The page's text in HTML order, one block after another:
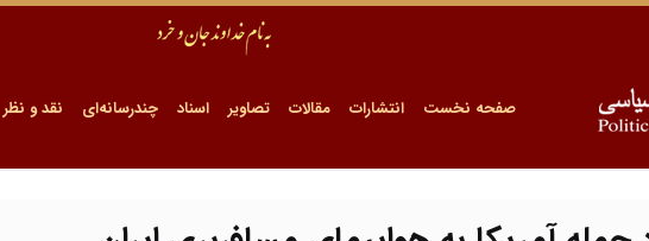
صفحه نخست انتشارات مقالات تصاویر اسناد چندرسانه‌ای نقد و نظر